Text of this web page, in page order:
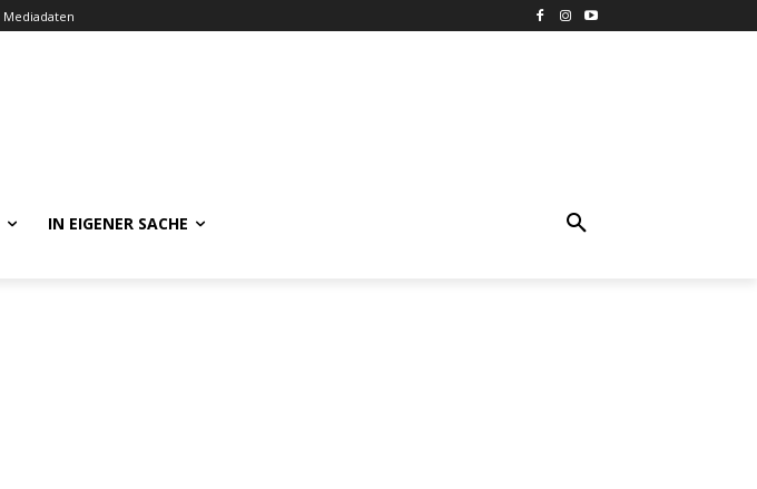
Mediadaten
IN EIGENER SACHE